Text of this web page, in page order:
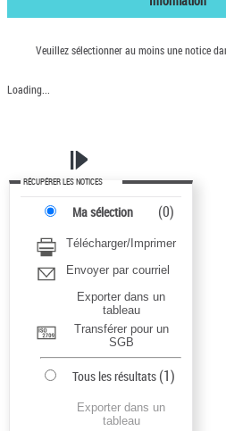
Veuillez sélectionner au moins une notice
Loading...
RÉCUPÉRER LES NOTICES
Ma sélection (0)
Télécharger/Imprimer
Envoyer par courriel
Exporter dans un
tableau
Transférer pour un
SGB
Tous les résultats (1)
Exporter dans un
tableau